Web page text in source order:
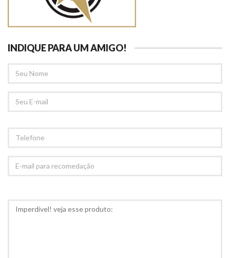
INDIQUE PARA UM AMIGO!
NOME
EMAIL
MAIL